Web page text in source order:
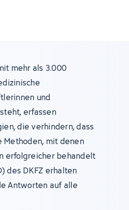
mehr als 3.000
und
erfassen
die verhindern, dass
Methoden, mit denen
erfolgreicher behandelt
des DKFZ erhalten
Antworten auf alle